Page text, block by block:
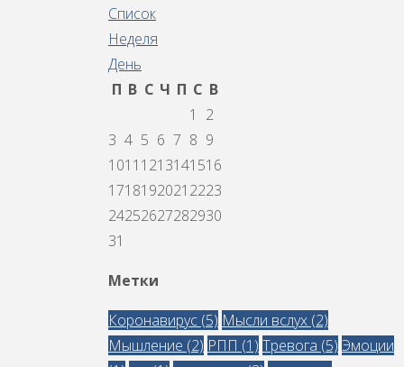
Список
Неделя
День
П В С Ч П С В
1
2
3 4 5 6 7 8 9
1011 1213141516
1718192021 2223
24252627282930
31
Метки
Коронавирус (5) Мысли вслух (2)
Мышление (2) РПП (1) Тревога (5) Эмоции